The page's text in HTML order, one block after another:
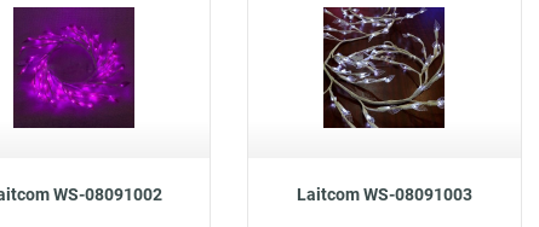
WS-08091002 Laitcom WS-08091003